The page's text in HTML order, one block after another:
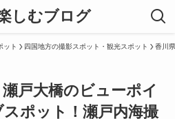
しむブログ
ット 四国地方の撮影スポット・観光スポット 香川
戸大橋のビューポイ
ポット！瀬戸内海撮